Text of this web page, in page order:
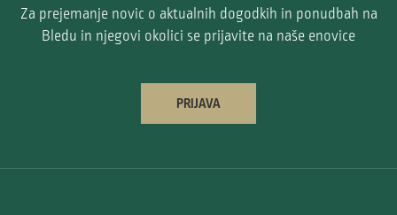
Za prejemanje novic o aktualnih dogodkih in ponudbah na
Bledu in njegovi okolici se prijavite na naše enovice
PRIJAVA